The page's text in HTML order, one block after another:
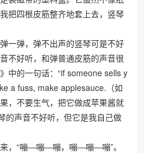
把四根皮筋整齐地套上去，竖琴
弹，弹不出声的竖琴可是不好
不好听，和弹普通皮筋的声音很
中的一句话：“if someone sells y
a fuss, make applesauce.（如
，不要生气，把它做成苹果酱就
的声音不好听，但它是我自己做
，“嘣―嘣―嘣，嘣―嘣―嘣”。